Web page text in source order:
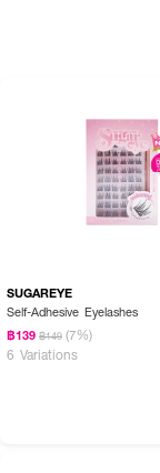
SUGAREYE
Self-Adhesive Eyelashes
฿139 ฿149 (7%)
6 Variations